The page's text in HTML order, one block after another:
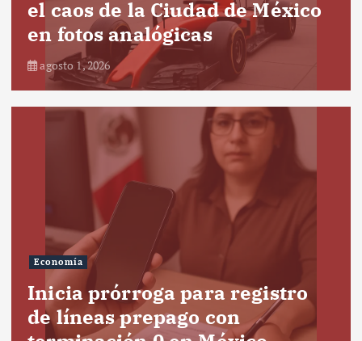
el caos de la Ciudad de México
en fotos analógicas
agosto 1, 2026
Economía
Inicia prórroga para registro
de líneas prepago con